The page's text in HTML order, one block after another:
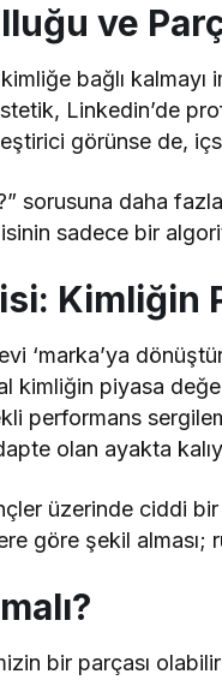
ve
bağlı kalmayı
Linkedin’de
görünse de,
sorusuna daha
sadece bir
Kimliğin
‘marka’ya
kimliğin piyasa
performans
olan ayakta
üzerinde ciddi
göre şekil alması;
bir parçası